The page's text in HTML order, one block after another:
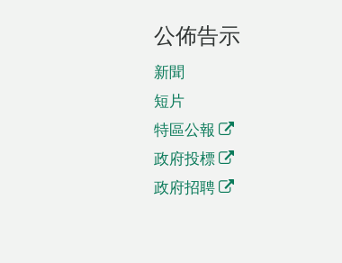
公佈告示
新聞
短片
特區公報
政府投標
政府招聘